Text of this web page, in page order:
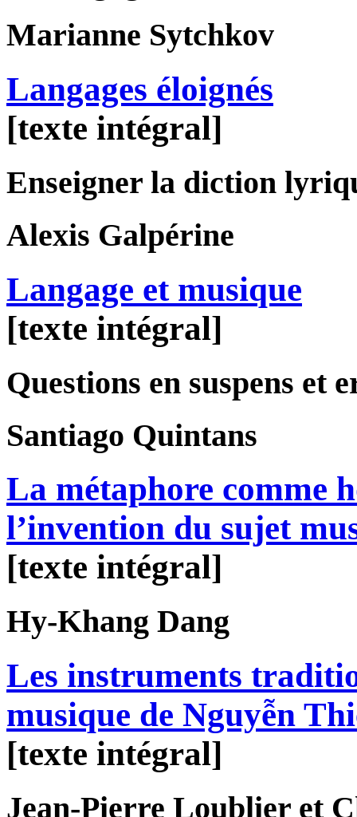
Marianne Sytchkov
Langages éloignés
[texte intégral]
Enseigner la diction
Alexis Galpérine
Langage et musique
[texte intégral]
Questions en suspens et
Santiago Quintans
La métaphore comme
l’invention du sujet
[texte intégral]
Hy-Khang Dang
Les instruments
musique de Nguyễn
[texte intégral]
Jean-Pierre Loublier et